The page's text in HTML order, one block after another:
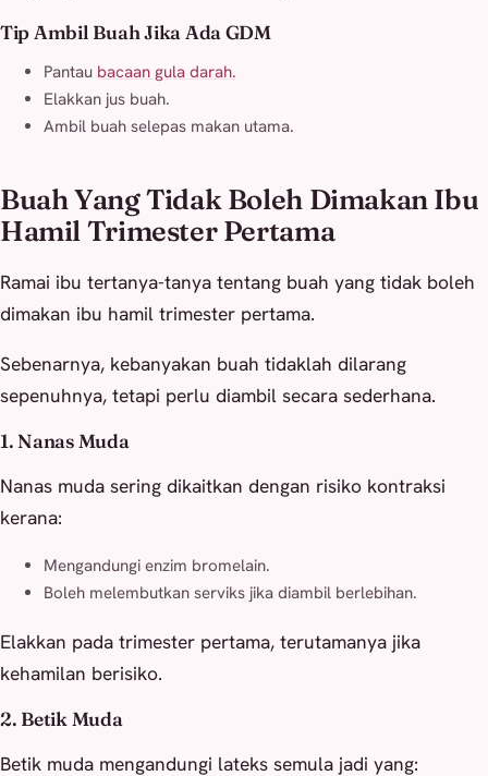
Tip Ambil Buah Jika Ada GDM
Pantau bacaan gula darah.
Elakkan jus buah.
Ambil buah selepas makan utama.
Buah Yang Tidak Boleh Dimakan Ibu
Hamil Trimester Pertama
Ramai ibu tertanya-tanya tentang buah yang tidak boleh
dimakan ibu hamil trimester pertama.
Sebenarnya, kebanyakan buah tidaklah dilarang
sepenuhnya, tetapi perlu diambil secara sederhana.
1. Nanas Muda
Nanas muda sering dikaitkan dengan risiko kontraksi
kerana:
Mengandungi enzim bromelain.
Boleh melembutkan serviks jika diambil berlebihan.
Elakkan pada trimester pertama, terutamanya jika
kehamilan berisiko.
2. Betik Muda
Betik muda mengandungi lateks semula jadi yang: